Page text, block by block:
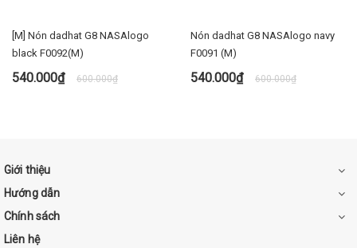
[M] Nón dadhat G8 NASAlogo
black F0092(M)
540.000₫ 600.000₫
Nón dadhat G8 NASAlogo navy
F0091 (M)
540.000₫ 600.000₫
Giới thiệu
Hướng dẫn
Chính sách
Liên hệ